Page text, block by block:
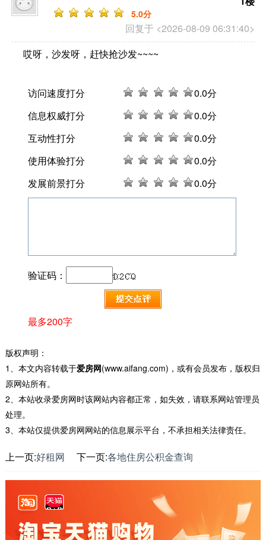
回复于 <2026-08-09 06:31:40>
5.0分
哎呀，沙发呀，赶快抢沙发~~~~
访问速度打分 0.0分
信息权威打分
0.0分
互动性打分
0.0分
使用体验打分
0.0分
发展前景打分
0.0分
验证码：
最多200字
版权声明：
1、本文内容转载于爱房网(www.aifang.com)，或有会员发布，版权归
原网站所有。
2、本站收录爱房网时该网站内容都正常，如失效，请联系网站管理员
处理。
3、本站仅提供爱房网网站的信息展示平台，不承担相关法律责任。
上一页:好租网 下一页:各地住房公积金查询